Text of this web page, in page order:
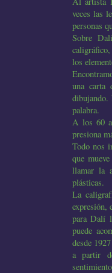
veces las
personas
Sobre
los
una carta
palabra.
A los 60
presiona
Todo nos
que
llamar la
plásticas.
La
expresión,
para Dalí
puede
desde
a partir